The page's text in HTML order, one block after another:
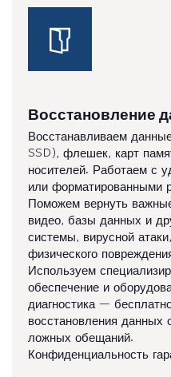
Восстановление
Восстанавливаем
SSD), флешек, карт
носителей. Работаем с
или форматированными
Поможем вернуть
видео, базы данных и
системы, вирусной
физического
Используем
обеспечение и
диагностика —
восстановления данных
ложных обещаний.
Конфиденциальность